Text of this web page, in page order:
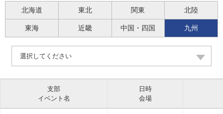
北海道 東北 関東 北陸
東海 近畿 中国・四国 九州
選択してください
支部
イベント名
日時
会場